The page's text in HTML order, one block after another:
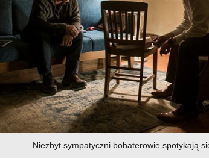
Niezbyt sympatyczni bohaterowie spotykają